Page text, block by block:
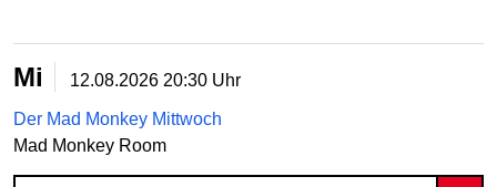
Mi 12.08.2026 20:30 Uhr
Der Mad Monkey Mittwoch
Mad Monkey Room